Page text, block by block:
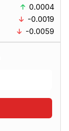
0.0004
-0.0019
-0.0059